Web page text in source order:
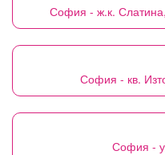
София - ж.к.
София - кв.
София -